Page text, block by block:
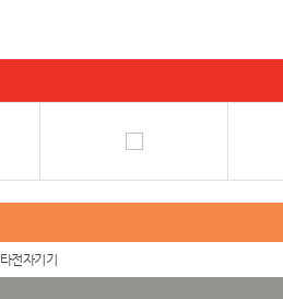
전자기기